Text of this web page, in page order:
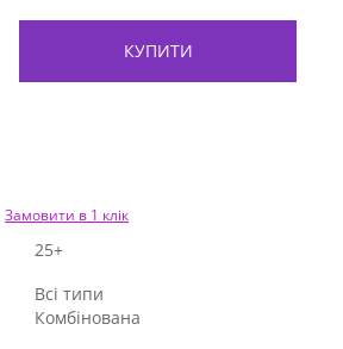
КУПИТИ
Замовити в 1 клік
25+
Всі типи
Комбінована